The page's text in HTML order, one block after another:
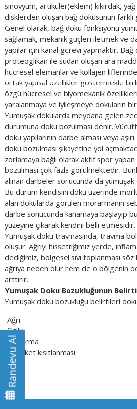
sinovyum, artiküler(eklem) kıkırdak,
disklerden oluşan bağ dokusunun farklı
Genel olarak, bağ doku fonksiyonu
sağlamak, mekanik güçleri iletmek ve
yapılar için kanal görevi yapmaktır.
proteoglikan ile sudan oluşan ara
hücresel elemanlar ve kollajen
ortak yapısal özellikler göstermekle
özgü hücresel ve biyomekanik
yaralanmaya ve iyileşmeye dokuların
Yumuşak dokularda meydana gelen
durumuna doku bozulması denir.
doku yapılarının darbe alması veya
doku bozulması şikayetine yol
zorlamaya bağlı olarak aktif spor
bozulması çok fazla görülmektedir.
alınan darbeler sonucunda da
Bu durum kendisini doku üzerinde
alan dokularda görülen morarmanın
darbe sonucunda kanamaya başlayıp bu
yüzeyine çıkarak kendini belli etmesidir.
Yumuşak doku travmasında, travma
oluşur. Ağrıyı hissettiğimiz yerde,
dediğimiz, bölgesel sıvı toplanması
ağrıya neden olur hem de o bölgenin
arttırır.
Yumuşak Doku Bozukluğunun
Yumuşak doku bozukluğu belirtileri
Ağrı
Şişlik
Morarma
Hareket kısıtlanması
Randevu Al